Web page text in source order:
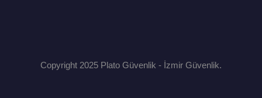
Copyright 2025 Plato Güvenlik - İzmir Güvenlik.